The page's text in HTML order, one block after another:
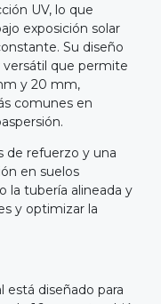
UV, lo que
exposición solar
Su diseño
que permite
y 20 mm,
comunes en
de refuerzo y una
en suelos
la tubería alineada y
y optimizar la
está diseñado para